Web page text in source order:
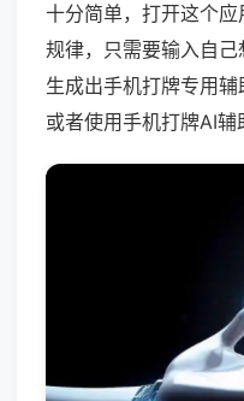
十分简单，打开这个
规律，只需要输入自
生成出手机打牌专用
或者使用手机打牌AI辅